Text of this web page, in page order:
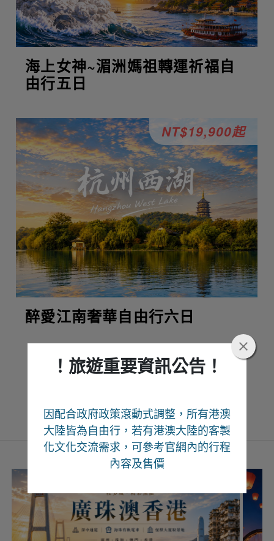
！旅遊重要資訊公告！
因配合政府政策滾動式調整，所有港澳
大陸皆為自由行，若有港澳大陸的客製
化文化交流需求，可參考官網內的行程
內容及售價
海上女神~湄洲媽祖轉運祈福自
由行五日
醉愛江南奢華自由行六日
NT$19,900起
Recommend